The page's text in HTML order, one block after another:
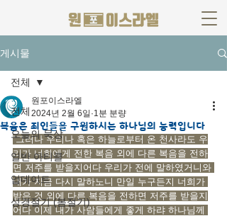
게시물
전체
오늘의 묵상
일반 아티클
업데이트
성경절기 (봄절기)
전체
복음은 죄인들을 구원하시는 하나님의 능력입니다
원포이스라엘
2024년 2월 6일 1분 분량
“그러나 우리나 혹은 하늘로부터 온 천사라도 우
리가 너희에게 전한 복음 외에 다른 복음을 전하
면 저주를 받을지어다 우리가 전에 말하였거니와
내가 지금 다시 말하노니 만일 누구든지 너희가
받은 것 외에 다른 복음을 전하면 저주를 받을지
어다 이제 내가 사람들에게 좋게 하랴 하나님께